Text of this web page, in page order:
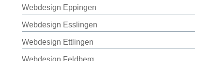
Webdesign Eppingen
Webdesign Esslingen
Webdesign Ettlingen
Webdesign Feldberg